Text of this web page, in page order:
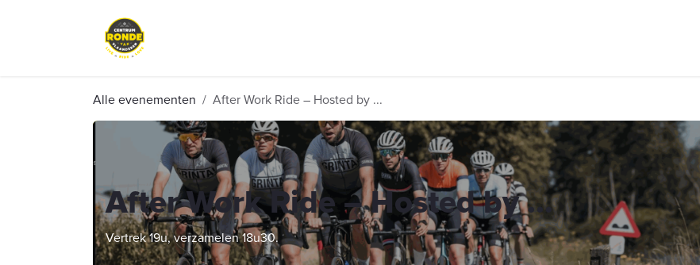
Alle evenementen After Work Ride – Hosted by ...
After Work Ride – Hosted by ...
Vertrek 19u, verzamelen 18u30.